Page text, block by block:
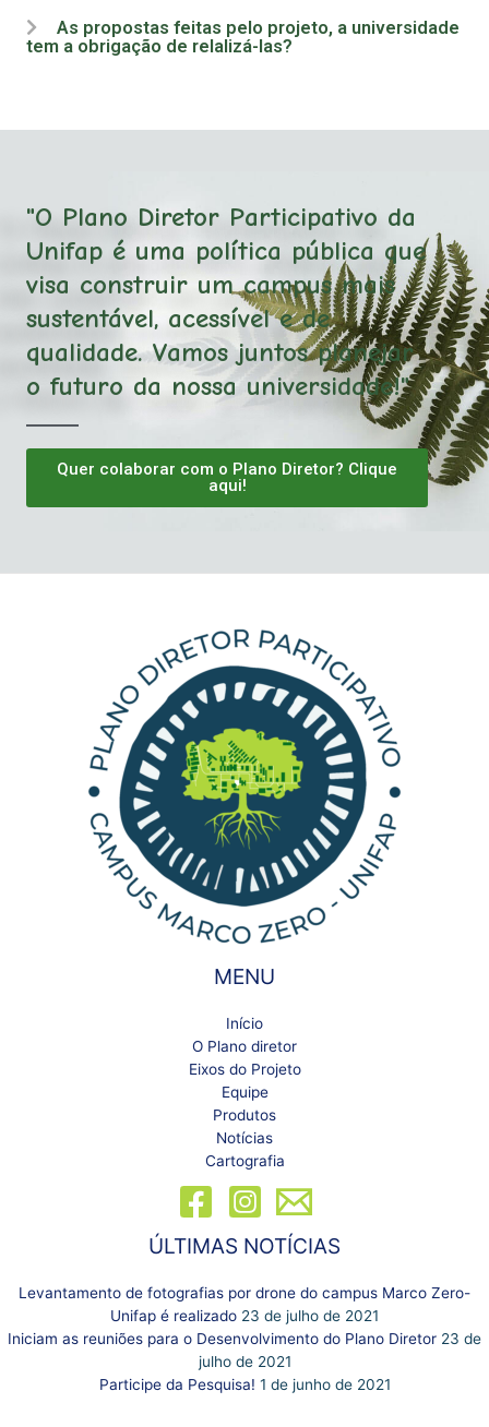
As propostas feitas pelo projeto, a universidade
tem a obrigação de relalizá-las?
"O Plano Diretor Participativo da
Unifap é uma política pública que
visa construir um campus mais
sustentável, acessível e de
qualidade. Vamos juntos planejar
o futuro da nossa universidade!"
Quer colaborar com o Plano Diretor? Clique
aqui!
MENU
Início
O Plano diretor
Eixos do Projeto
Equipe
Produtos
Notícias
Cartografia
ÚLTIMAS NOTÍCIAS
Levantamento de fotografias por drone do campus Marco Zero-
Unifap é realizado 23 de julho de 2021
Iniciam as reuniões para o Desenvolvimento do Plano Diretor 23 de
julho de 2021
Participe da Pesquisa! 1 de junho de 2021